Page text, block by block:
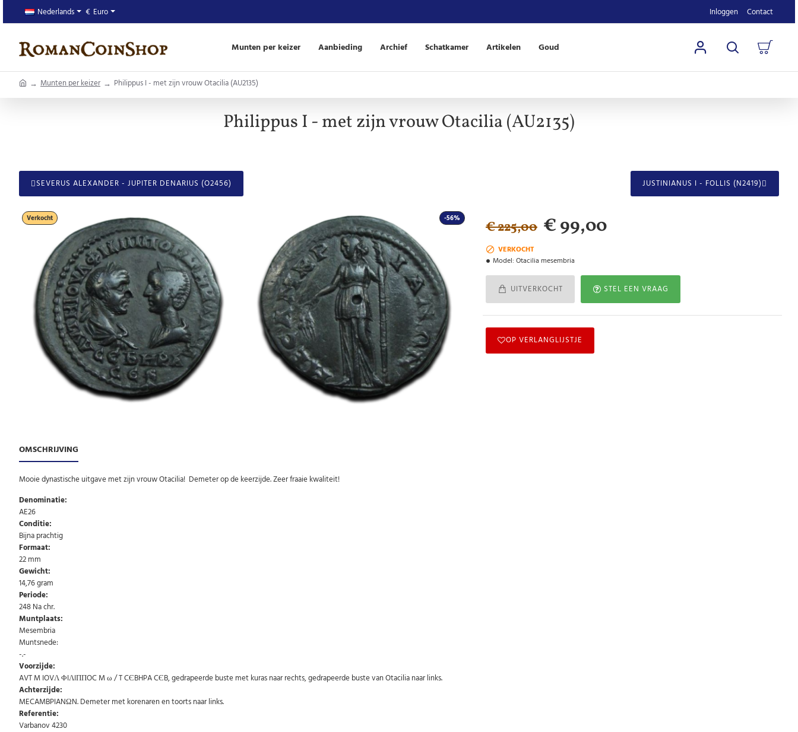
Schrijf u in voor onze gratis nieuwsbrief en ontvang wekelijks een
overzicht van de nieuwste munten en speciale aanbiedingen.
Nederlands € Euro Inloggen Contact
Munten per keizer Aanbieding Archief Schatkamer Artikelen Goud
homeMunten per keizer Philippus I - met zijn vrouw Otacilia (AU2135)
Philippus I - met zijn vrouw Otacilia (AU2135)
SEVERUS ALEXANDER - JUPITER DENARIUS (O2456) JUSTINIANUS I - FOLLIS (N2419)
-56%
Verkocht
VERKOCHT
Model: Otacilia mesembria
€ 99,00
€ 225,00
UITVERKOCHT STEL EEN VRAAG
OP VERLANGLIJSTJE
OMSCHRIJVING
Mooie dynastische uitgave met zijn vrouw Otacilia! Demeter op de keerzijde. Zeer fraaie kwaliteit!
Denominatie:
AE26
Conditie:
Bijna prachtig
Formaat:
22 mm
Gewicht:
14,76 gram
Periode:
248 Na chr.
Muntplaats:
Mesembria
Muntsnede:
-.-
Voorzijde:
AVT M IOVΛ ΦIΛIΠΠOC M ω / T CЄBHPA CЄB, gedrapeerde buste met kuras naar rechts, gedrapeerde buste van Otacilia naar links.
Achterzijde:
MECAMBPIANΩN. Demeter met korenaren en toorts naar links.
Referentie:
Varbanov 4230